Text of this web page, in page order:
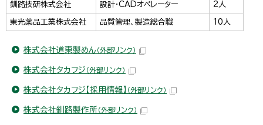
釧路技研株式会社 設計・CADオペレーター 2人
東光薬品工業株式会社 品質管理、製造総合職 10人
株式会社道東製めん （外部リンク）
株式会社タカフジ （外部リンク）
株式会社タカフジ【採用情報】 （外部リンク）
株式会社釧路製作所（外部リンク）